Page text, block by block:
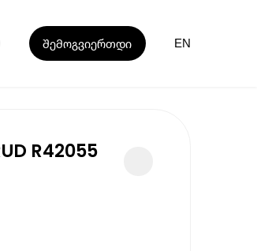
შემოგვიერთდი EN
R42055